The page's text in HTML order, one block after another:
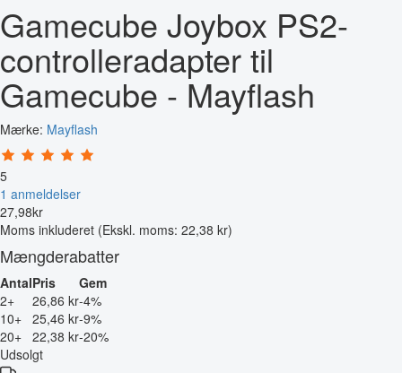
Gamecube Joybox PS2-
controlleradapter til
Gamecube - Mayflash
Mærke: Mayflash
5
1 anmeldelser
27,98kr
Moms inkluderet (Ekskl. moms: 22,38 kr)
Mængderabatter
AntalPris
Gem
2+
26,86 kr-4%
10+ 25,46 kr-9%
20+ 22,38 kr-20%
Udsolgt